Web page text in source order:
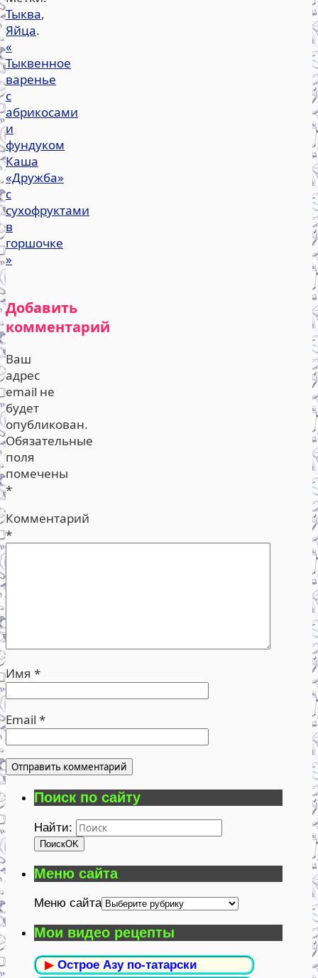
Тыква,
Яйца.
«
Тыквенное
варенье
с
абрикосами
и
фундуком
Каша
«Дружба»
с
сухофруктами
в
горшочке
»
Добавить
комментарий
Ваш
адрес
email не
будет
опубликован.
Обязательные
поля
помечены
*
Комментарий
*
Имя *
Email *
Поиск по сайту
Найти:
ПоискOK
Меню сайта
Меню сайта
Мои видео рецепты
▶ Острое Азу по-татарски